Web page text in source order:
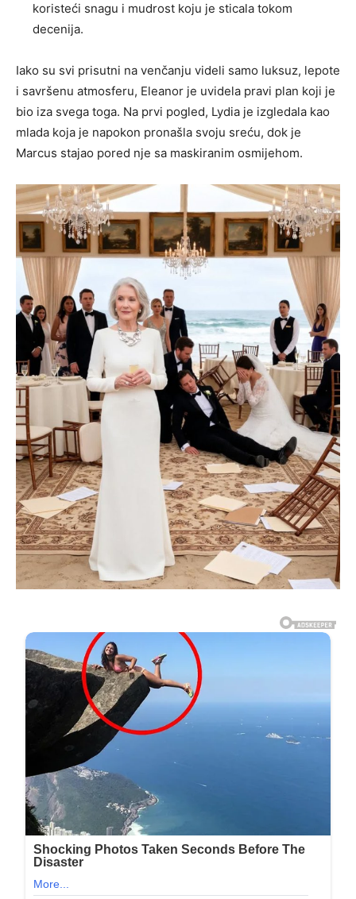
koristeći snagu i mudrost koju je sticala tokom
decenija.
Iako su svi prisutni na venčanju videli samo luksuz, lepote
i savršenu atmosferu, Eleanor je uvidela pravi plan koji je
bio iza svega toga. Na prvi pogled, Lydia je izgledala kao
mlada koja je napokon pronašla svoju sreću, dok je
Marcus stajao pored nje sa maskiranim osmijehom.